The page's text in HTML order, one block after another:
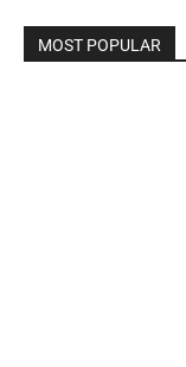
MOST POPULAR